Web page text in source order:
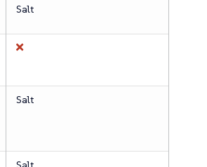
Salt
Salt